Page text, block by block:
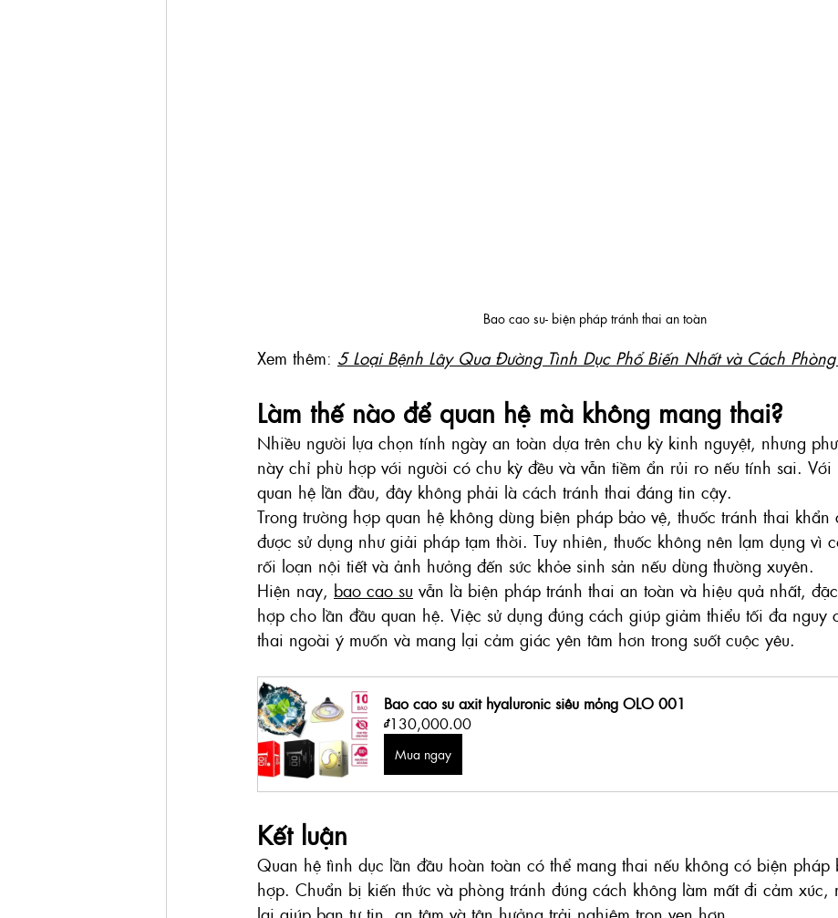
Bao cao su- biện pháp tránh thai an toàn
Xem thêm: 5 Loại Bệnh Lây Qua Đường Tình Dục Phổ Biến Nhất và Cách
Làm thế nào để quan hệ mà không mang thai?
Nhiều người lựa chọn tính ngày an toàn dựa trên chu kỳ kinh nguyệt, nhưng
này chỉ phù hợp với người có chu kỳ đều và vẫn tiềm ẩn rủi ro nếu tính sai. Với
quan hệ lần đầu, đây không phải là cách tránh thai đáng tin cậy.
Trong trường hợp quan hệ không dùng biện pháp bảo vệ, thuốc tránh thai khẩn
được sử dụng như giải pháp tạm thời. Tuy nhiên, thuốc không nên lạm dụng vì
rối loạn nội tiết và ảnh hưởng đến sức khỏe sinh sản nếu dùng thường xuyên.
Hiện nay, bao cao su vẫn là biện pháp tránh thai an toàn và hiệu quả nhất,
hợp cho lần đầu quan hệ. Việc sử dụng đúng cách giúp giảm thiểu tối đa nguy
thai ngoài ý muốn và mang lại cảm giác yên tâm hơn trong suốt cuộc yêu.
Bao cao su axit hyaluronic siêu mỏng OLO 001
₫130,000.00
Mua ngay
Kết luận
Quan hệ tình dục lần đầu hoàn toàn có thể mang thai nếu không có biện pháp
hợp. Chuẩn bị kiến thức và phòng tránh đúng cách không làm mất đi cảm xúc,